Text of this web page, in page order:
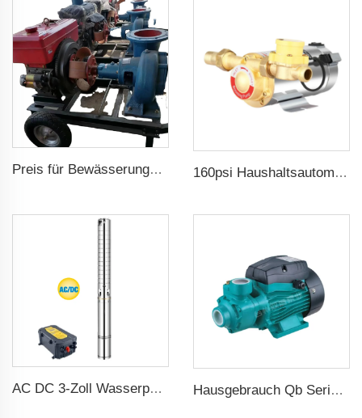
Preis für Bewässerungspumpe mit Dieselmotor 160psi Haushaltsautomatische Boosterwasserpumpe
AC DC 3-Zoll Wasserpumpe Edelstahl-Schaufel Solar Wasserpumpe für Landwirtschaft Hausgebrauch Qb Serie Randpumpe 0.37kw 0.5ps Qb60 Elektrische Wirbelpumpe Preis